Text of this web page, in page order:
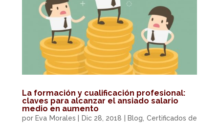
La formación y cualificación profesional:
claves para alcanzar el ansiado salario
medio en aumento
por Eva Morales Dic 28, 2018 Blog, Certificados de